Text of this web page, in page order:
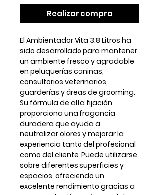
Realizar compra
El Ambientador Vita 3.8 Litros ha
sido desarrollado para mantener
un ambiente fresco y agradable
en peluquerías caninas,
consultorios veterinarios,
guarderías y áreas de grooming.
Su fórmula de alta fijación
proporciona una fragancia
duradera que ayuda a
neutralizar olores y mejorar la
experiencia tanto del profesional
como del cliente. Puede utilizarse
sobre diferentes superficies y
espacios, ofreciendo un
excelente rendimiento gracias a